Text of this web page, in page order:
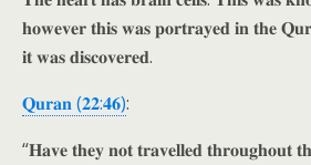
𝐡𝐨𝐰𝐞𝐯𝐞𝐫 𝐭𝐡𝐢𝐬 𝐰𝐚𝐬 𝐩𝐨𝐫𝐭𝐫𝐚𝐲𝐞𝐝 𝐢𝐧 𝐭𝐡𝐞
𝐢𝐭 𝐰𝐚𝐬 𝐝𝐢𝐬𝐜𝐨𝐯𝐞𝐫𝐞𝐝.
𝐐𝐮𝐫𝐚𝐧 (𝟐𝟐:𝟒𝟔):
“𝐇𝐚𝐯𝐞 𝐭𝐡𝐞𝐲 𝐧𝐨𝐭 𝐭𝐫𝐚𝐯𝐞𝐥𝐥𝐞𝐝 𝐭𝐡𝐫𝐨𝐮𝐠𝐡𝐨𝐮𝐭